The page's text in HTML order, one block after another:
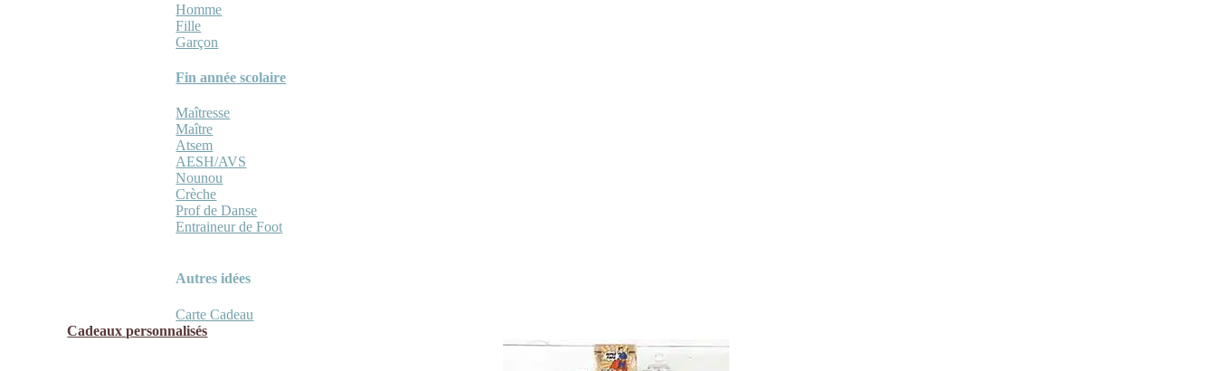
Homme
Fille
Garçon
Fin année scolaire
Maîtresse
Maître
Atsem
AESH/AVS
Nounou
Crèche
Prof de Danse
Entraineur de Foot
Autres idées
Carte Cadeau
Cadeaux personnalisés